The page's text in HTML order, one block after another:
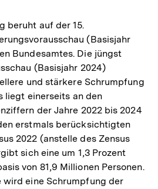
beruht auf der 15.
(Basisjahr
Bundesamtes. Die jüngst
(Basisjahr 2024)
und stärkere Schrumpfung
liegt einerseits an den
der Jahre 2022 bis 2024
erstmals berücksichtigten
2022 (anstelle des Zensus
sich eine um 1,3 Prozent
von 81,9 Millionen Personen.
eine Schrumpfung der